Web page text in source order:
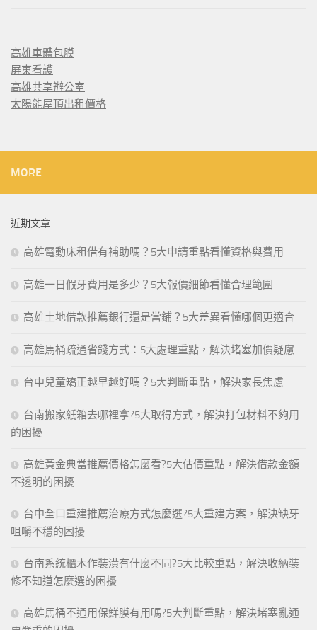
高雄車體包膜
屏東看護
高雄共享辦公室
太陽能屋頂出租價格
MORE
近期文章
高雄電動床租借有補助嗎？5大申請重點看懂資格與費用
高雄一日假牙費用是多少？5大報價細節看懂合理範圍
高雄土地借款推薦銀行還是當鋪？5大差異看懂哪個更適合
高雄馬桶疏通省錢方式：5大處理重點，解決堵塞加價疑慮
台中兒童矯正越早越好嗎？5大判斷重點，解決家長焦慮
台南搬家紙箱去哪裡拿?5大取得方式，解決打包材料不夠用
的困擾
高雄黃金典當推薦價格怎麼看?5大估價重點，解決借款金額
不透明的困擾
台中全口重建推薦治療方式怎麼選?5大重建方案，解決缺牙
咀嚼不穩的困擾
台南系統櫃木作裝潢有什麼不同?5大比較重點，解決收納裝
修不知道怎麼選的困擾
高雄馬桶不通用保鮮膜有用嗎?5大判斷重點，解決堵塞亂通